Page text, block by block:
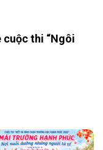
cuộc thi “Ngôi